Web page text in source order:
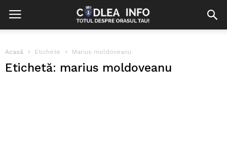
Acasă Etichete Marius moldoveanu
Etichetă: marius moldoveanu